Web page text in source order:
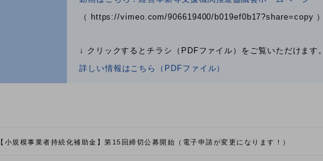
（ https://vimeo.com/906619400/b019ef0b17?share=copy ）
↓ クリックするとチラシ（PDFファイル）をご覧いただけます。
詳しい情報はこちら（PDFファイル）
【小規模事業者持続化補助金】第15回締切公募開始（電子申請が変更になります！）